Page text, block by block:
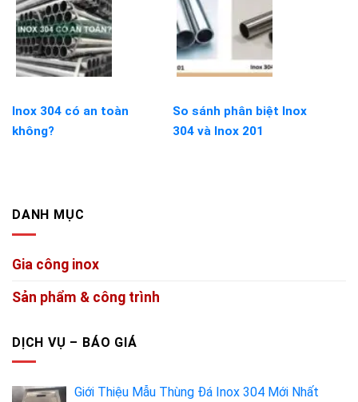
Inox 304 có an toàn
không?
So sánh phân biệt Inox
304 và Inox 201
DANH MỤC
Gia công inox
Sản phẩm & công trình
DỊCH VỤ – BÁO GIÁ
Giới Thiệu Mẫu Thùng Đá Inox 304 Mới Nhất